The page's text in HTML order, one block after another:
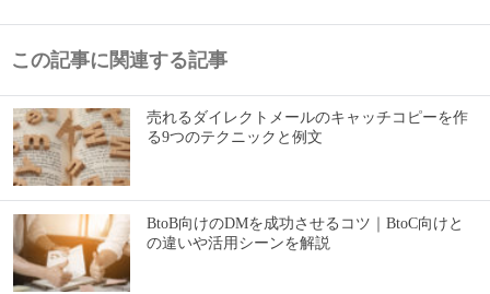
この記事に関連する記事
売れるダイレクトメールのキャッチコピーを作
る9つのテクニックと例文
BtoB向けのDMを成功させるコツ｜BtoC向けと
の違いや活用シーンを解説